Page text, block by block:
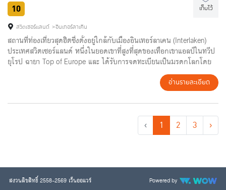
เก็บไว้
10
สวิตเซอร์แลนด์ อินเทอร์ลาเคิน
สถานที่ท่องเที่ยวสุดฮิตซึ่งตั้งอยู่ใกล้กับเมืองอินเทอร์ลาเคน (Interlaken)
ประเทศสวิตเซอร์แลนด์ หนึ่งในยอดเขาที่สูงที่สุดของเทือกเขาแอลป์ในทวีป
ยุโรป ฉายา Top of Europe และ ได้รับการจดทะเบียนเป็นมรดกโลกโดย
องค์การยูเนสโก เมื่อปี ค.ศ. 2007 โดยมีสถานีรถไฟจุงเฟรายอค
(Jungfraujoch) ซึ่งเป็นสถานีรถไฟที่สูงที่สุดในยุโรปตั้งอยู่ด้านบนอ่านรายละเอียด
‹ 1 2 3 ›
สงวนลิขสิทธิ์ 2558-2569 เว็นออแวร์ Powered by